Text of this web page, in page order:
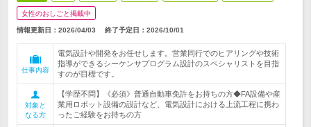
女性のおしごと掲載中
情報更新日：2026/04/03 終了予定日： 2026/10/01
仕事内容
電気設計や開発をお任せします。営業同行でのヒアリングや技術
指導ができるシーケンサプログラム設計のスペシャリストを目指
すのが目標です。
対象と
なる方
【学歴不問】《必須》普通自動車免許をお持ちの方◆FA設備や産
業用ロボット設備の設計など、電気設計における上流工程に携わ
ったご経験をお持ちの方